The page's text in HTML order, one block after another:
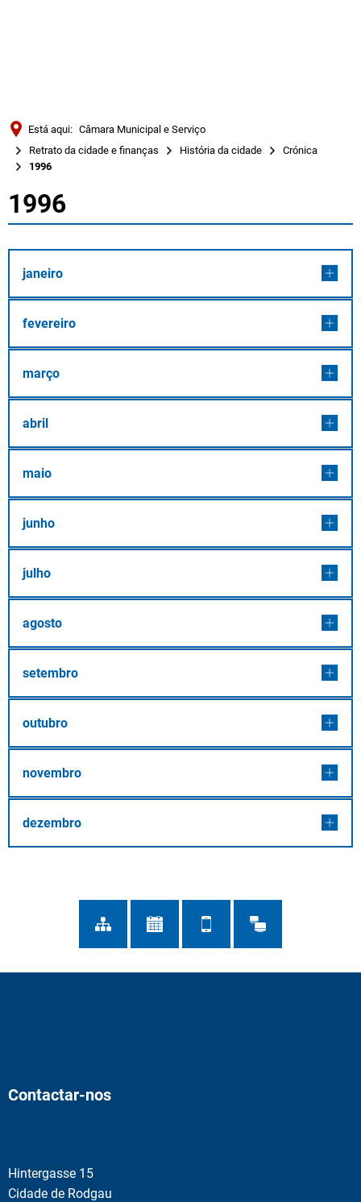
Deutsch
Está aqui: Câmara Municipal e Serviço
Retrato da cidade e finanças
História da cidade
Crónica
1996
1996
1996
janeiro
fevereiro
março
abril
maio
junho
julho
agosto
setembro
outubro
novembro
dezembro
Contactar-nos
Hintergasse 15
Cidade de Rodgau